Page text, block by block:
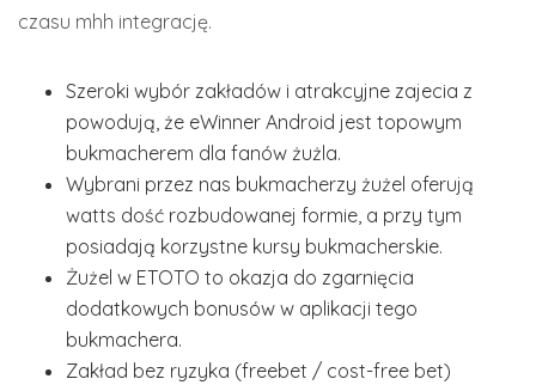
czasu mhh integrację.
Szeroki wybór zakładów i atrakcyjne zajecia z
powodują, że eWinner Android jest topowym
bukmacherem dla fanów żużla.
Wybrani przez nas bukmacherzy żużel oferują
watts dość rozbudowanej formie, a przy tym
posiadają korzystne kursy bukmacherskie.
Żużel w ETOTO to okazja do zgarnięcia
dodatkowych bonusów w aplikacji tego
bukmachera.
Zakład bez ryzyka (freebet / cost-free bet)